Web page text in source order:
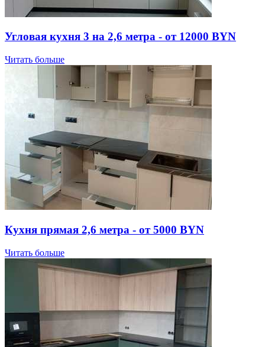
Угловая кухня 3 на 2,6 метра - от 12000 BYN
Читать больше
Кухня прямая 2,6 метра - от 5000 BYN
Читать больше